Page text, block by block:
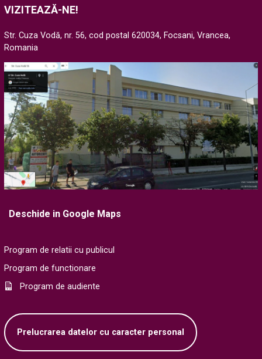
VIZITEAZĂ-NE!
Str. Cuza Vodă, nr. 56, cod postal 620034, Focsani, Vrancea,
Romania
Deschide in Google Maps
Program de relatii cu publicul
Program de functionare
Program de audiente
Prelucrarea datelor cu caracter personal